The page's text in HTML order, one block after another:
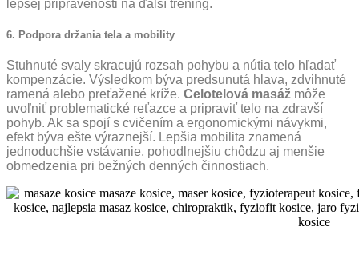
lepšej pripravenosti na ďalší tréning.
6. Podpora držania tela a mobility
Stuhnuté svaly skracujú rozsah pohybu a nútia telo hľadať
kompenzácie. Výsledkom býva predsunutá hlava, zdvihnuté
ramená alebo preťažené kríže. Celotelová masáž môže
uvoľniť problematické reťazce a pripraviť telo na zdravší
pohyb. Ak sa spojí s cvičením a ergonomickými návykmi,
efekt býva ešte výraznejší. Lepšia mobilita znamená
jednoduchšie vstávanie, pohodlnejšiu chôdzu aj menšie
obmedzenia pri bežných denných činnostiach.